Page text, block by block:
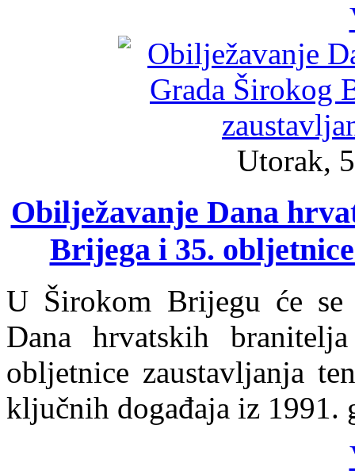
Utorak,
Obilježavanje Dana
Brijega i 35.
U Širokom Brijegu će se
Dana hrvatskih
obljetnice zaustavljanja
ključnih događaja iz 1991.